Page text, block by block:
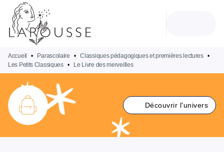
MENU
PIED DE PAGE
Accueil • Parascolaire • Classiques pédagogiques et premières lectures •
Les Petits Classiques • Le Livre des merveilles
Découvrir l'univers